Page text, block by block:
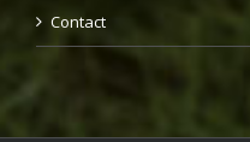
Contact